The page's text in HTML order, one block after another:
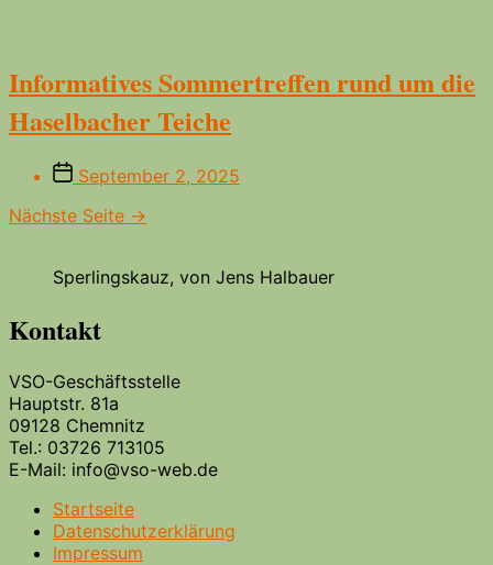
Informatives Sommertreffen rund um die
Haselbacher Teiche
Beitragsdatum
September 2, 2025
Nächste Seite →
Sperlingskauz, von Jens Halbauer
Kontakt
VSO-Geschäftsstelle
Hauptstr. 81a
09128 Chemnitz
Tel.: 03726 713105
E-Mail: info@vso-web.de
Startseite
Datenschutzerklärung
Impressum